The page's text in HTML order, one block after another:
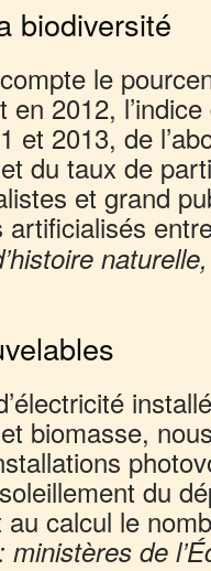
biodiversité
le
2012,
et 2013, de
du taux de
et grand
artificialisés
biomasse,
du
calcul le
ministères de